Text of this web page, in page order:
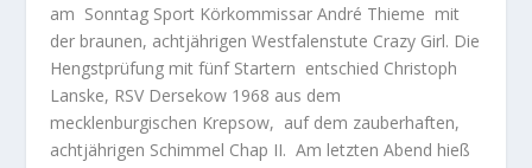
am Sonntag Sport Körkommissar André Thieme mit
der braunen, achtjährigen Westfalenstute Crazy Girl. Die
Hengstprüfung mit fünf Startern entschied Christoph
Lanske, RSV Dersekow 1968 aus dem
mecklenburgischen Krepsow, auf dem zauberhaften,
achtjährigen Schimmel Chap II. Am letzten Abend hieß